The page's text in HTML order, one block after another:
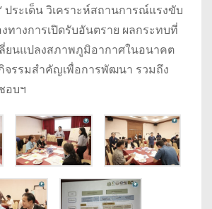
ประเด็น วิเคราะห์สถานการณ์แรงขับ
ทางการเปิดรับอันตราย ผลกระทบที่
ยนแปลงสภาพภูมิอากาศในอนาคต
จรรมสำคัญเพื่อการพัฒนา รวมถึง
อบฯ